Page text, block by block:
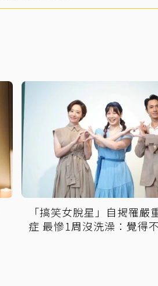
「搞笑女脫星」自揭罹嚴
症 最慘1周沒洗澡：覺得